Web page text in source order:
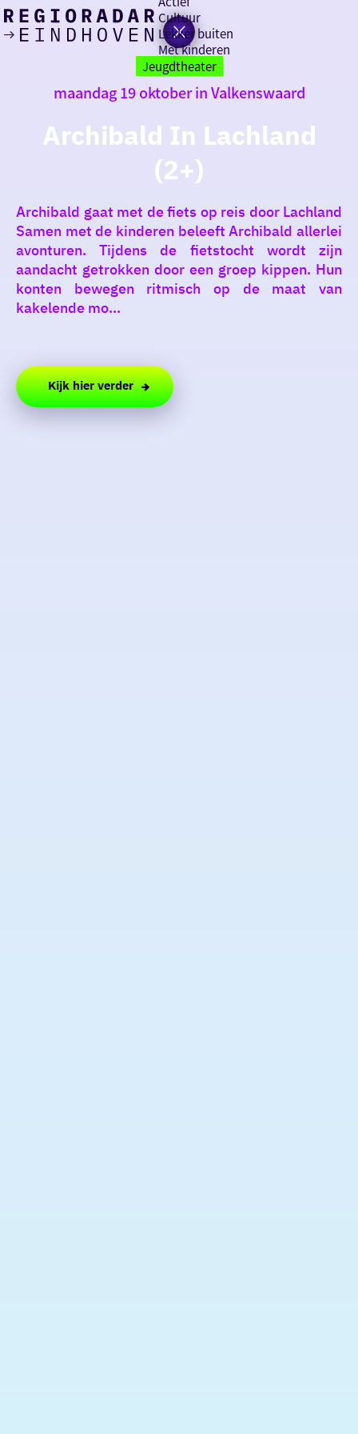
homepage
Cultuur
Lekker buiten
Met kinderen
Jeugdtheater
maandag 19 oktober in Valkenswaard
Archibald In Lachland
(2+)
Archibald gaat met de fiets op reis door Lachland
Samen met de kinderen beleeft Archibald allerlei
avonturen. Tijdens de fietstocht wordt zijn
aandacht getrokken door een groep kippen. Hun
konten bewegen ritmisch op de maat van
kakelende mo...
Kijk hier verder
Ik heb
iets leuks
de regio